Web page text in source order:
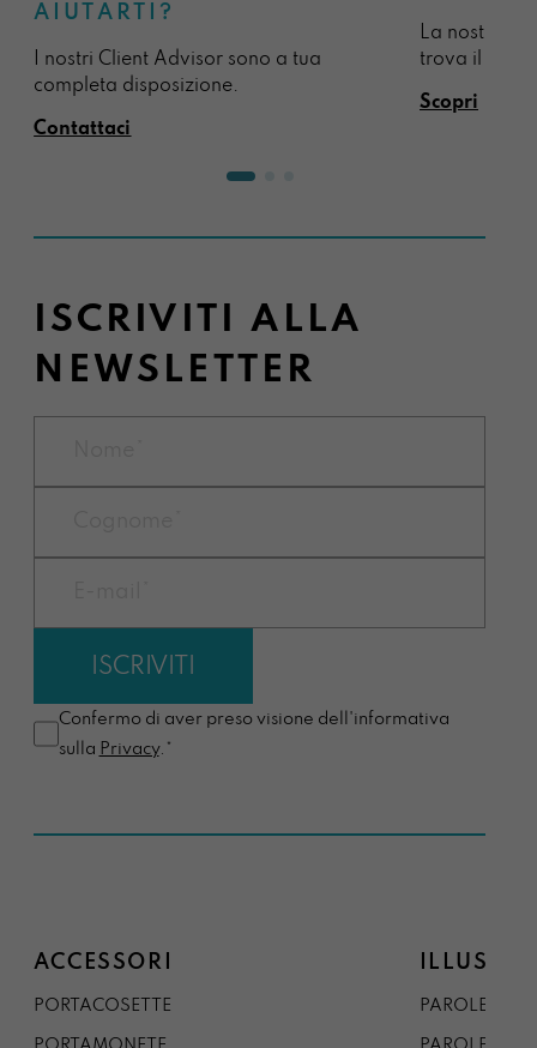
AIUTARTI?
I nostri Client Advisor sono a tua
completa disposizione.
Contattaci
La nostra
trova il
Scopri
ISCRIVITI ALLA
NEWSLETTER
Confermo di aver preso visione dell'informativa
sulla Privacy.*
ACCESSORI
PORTACOSETTE PAROLE DAL